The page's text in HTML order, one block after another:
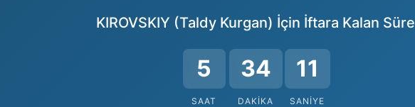
KIROVSKIY (Taldy Kurgan) İçin İftara Kalan Süre
5
SAAT
34
DAKIKA
10
SANIYE